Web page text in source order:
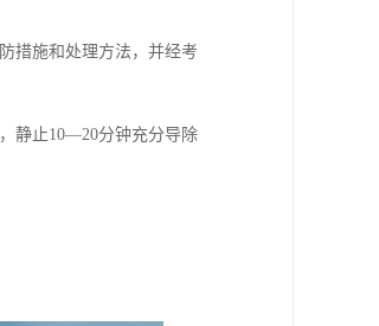
措施和处理方法，并经考
静止10—20分钟充分导除